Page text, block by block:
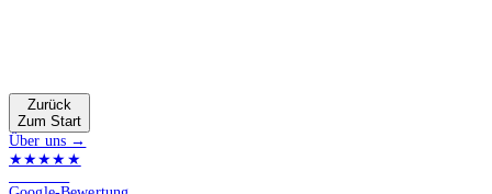
Zurück
Zum Start
Über uns →
★★★★★